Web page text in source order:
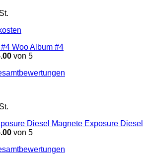
Woo Album #4
von 5
Magnete Exposure Diesel
von 5